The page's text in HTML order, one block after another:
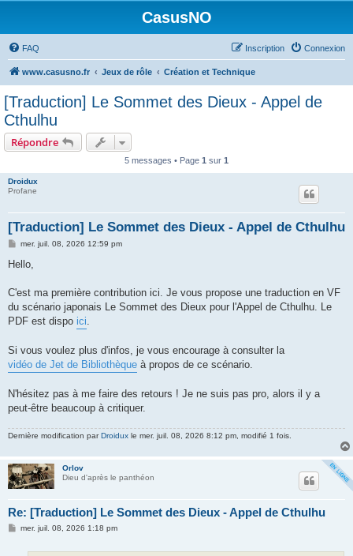
CasusNO
FAQ Connexion
Inscription
www.casusno.fr Jeux de rôle Création et Technique
[Traduction] Le Sommet des Dieux - Appel de
Cthulhu
Répondre
5 messages • Page 1 sur 1
Droidux
Profane
[Traduction] Le Sommet des Dieux - Appel de Cthulhu
M
s
g
mer. juil. 08, 2026 12:59 pm
Hello,
C'est ma première contribution ici. Je vous propose une traduction en VF
du scénario japonais Le Sommet des Dieux pour l'Appel de Cthulhu. Le
PDF est dispo ici.
Si vous voulez plus d'infos, je vous encourage à consulter la
vidéo de Jet de Bibliothèque à propos de ce scénario.
N'hésitez pas à me faire des retours ! Je ne suis pas pro, alors il y a
peut-être beaucoup à critiquer.
Dernière modification parDroidux le mer. juil. 08, 2026 8:12 pm, modifié 1 fois.
Orlov
Dieu d'après le panthéon
Re: [Traduction] Le Sommet des Dieux - Appel de Cthulhu
Mmer. juil. 08, 2026 1:18 pm